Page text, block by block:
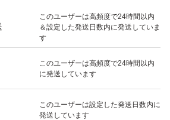
このユーザーは高頻度で24時間以内
＆設定した発送日数内に発送していま
す
このユーザーは高頻度で24時間以内
に発送しています
このユーザーは設定した発送日数内に
発送しています
いいね！
1,198